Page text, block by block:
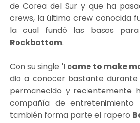
de Corea del Sur y que ha
crews, la última crew conocida
la cual fundó las bases
Rockbottom.
Con su single 'I came to make
dio a conocer bastante durante
permanecido y recientemente
compañía de entretenimiento
también forma parte el rapero